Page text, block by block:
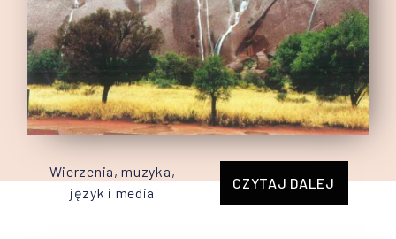
Wierzenia, muzyka,
język i media
CZYTAJ DALEJ